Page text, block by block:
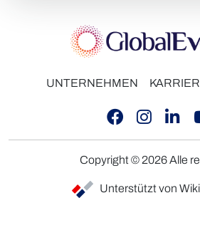
UNTERNEHMEN
Copyright © 2026 Alle
Unterstützt von